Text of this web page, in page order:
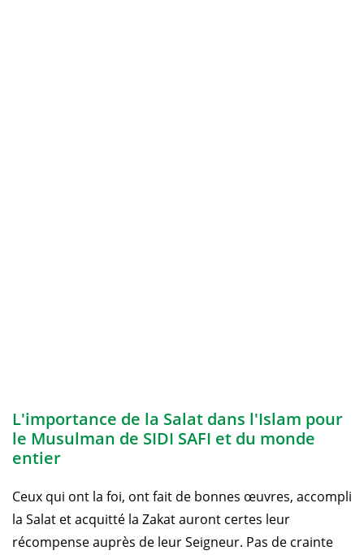
L'importance de la Salat dans l'Islam pour
le Musulman de SIDI SAFI et du monde
entier
Ceux qui ont la foi, ont fait de bonnes œuvres, accompli
la Salat et acquitté la Zakat auront certes leur
récompense auprès de leur Seigneur. Pas de crainte